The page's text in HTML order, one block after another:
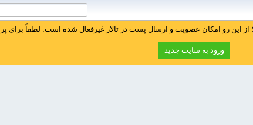
این رو امکان عضویت و ارسال پست در تالار غیرفعال شده است. لطفاً برای
ورود به سایت جدید